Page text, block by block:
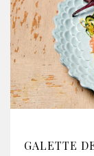
GALETTE